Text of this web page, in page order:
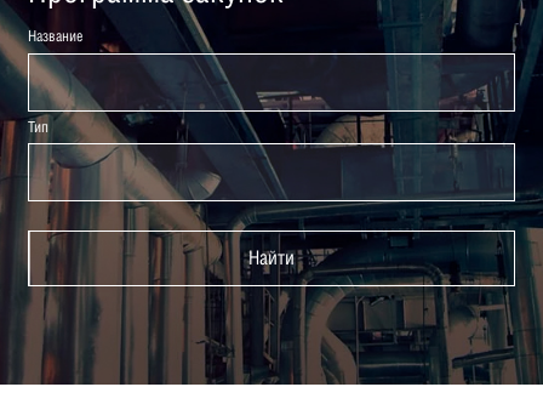
Название
Тип
Найти